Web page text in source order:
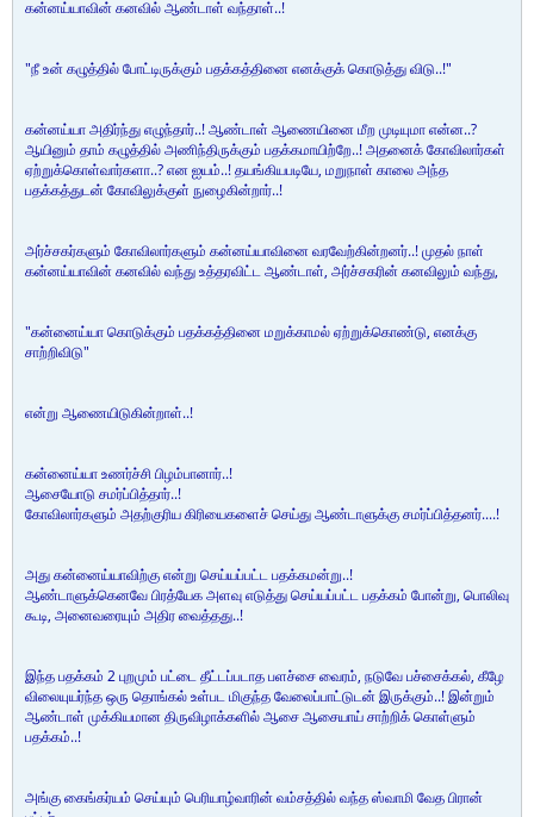
கன்னய்யாவின் கனவில் ஆண்டாள் வந்தாள்..!
"நீ உன் கழுத்தில் போட்டிருக்கும் பதக்கத்தினை எனக்குக் கொடுத்து விடு..!"
கன்னய்யா அதிர்ந்து எழுந்தார்..! ஆண்டாள் ஆணையினை மீற முடியுமா என்ன..?
ஆயினும் தாம் கழுத்தில் அணிந்திருக்கும் பதக்கமாயிற்றே..! அதனைக் கோவிலார்கள்
ஏற்றுக்கொள்வார்களா..? என ஐயம்..! தயங்கியபடியே, மறுநாள் காலை அந்த
பதக்கத்துடன் கோவிலுக்குள் நுழைகின்றார்..!
அர்ச்சகர்களும் கோவிலார்களும் கன்னய்யாவினை வரவேற்கின்றனர்..! முதல் நாள்
கன்னய்யாவின் கனவில் வந்து உத்தரவிட்ட ஆண்டாள், அர்ச்சகரின் கனவிலும் வந்து,
"கன்னைய்யா கொடுக்கும் பதக்கத்தினை மறுக்காமல் ஏற்றுக்கொண்டு, எனக்கு
சாற்றிவிடு"
என்று ஆணையிடுகின்றாள்..!
கன்னைய்யா உணர்ச்சி பிழம்பானார்..!
ஆசையோடு சமர்ப்பித்தார்..!
கோவிலார்களும் அதற்குரிய கிரியைகளைச் செய்து ஆண்டாளுக்கு சமர்ப்பித்தனர்....!
அது கன்னைய்யாவிற்கு என்று செய்யப்பட்ட பதக்கமன்று..!
ஆண்டாளுக்கெனவே பிரத்யேக அளவு எடுத்து செய்யப்பட்ட பதக்கம் போன்று, பொலிவு
கூடி, அனைவரையும் அதிர வைத்தது..!
இந்த பதக்கம் 2 புறமும் பட்டை தீட்டப்படாத பளச்சை வைரம், நடுவே பச்சைக்கல், கீழே
விலையுயர்ந்த ஒரு தொங்கல் உள்பட மிகுந்த வேலைப்பாட்டுடன் இருக்கும்..! இன்றும்
ஆண்டாள் முக்கியமான திருவிழாக்களில் ஆசை ஆசையாய் சாற்றிக் கொள்ளும்
பதக்கம்..!
அங்கு கைங்கர்யம் செய்யும் பெரியாழ்வாரின் வம்சத்தில் வந்த ஸ்வாமி வேத பிரான்